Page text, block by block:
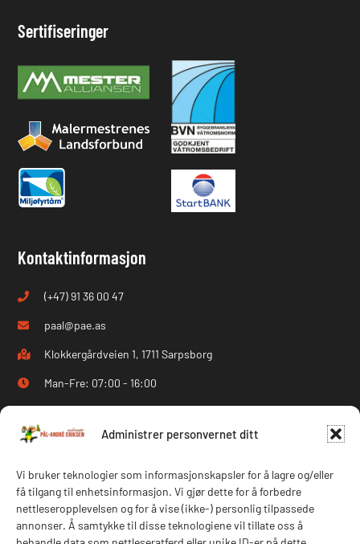
Administrer personvernet ditt
Vi bruker teknologier som informasjonskapsler for å lagre og/eller
få tilgang til enhetsinformasjon. Vi gjør dette for å forbedre
nettleseropplevelsen og for å vise (ikke-) personlig tilpassede
annonser. Å samtykke til disse teknologiene vil tillate oss å
Sertifiseringer
Kontaktinformasjon
(+47) 91 36 00 47
paal@pae.as
Klokkergårdveien 1, 1711 Sarpsborg
Man-Fre: 07:00 - 16:00
Følg oss på Instagram
Navigasjon
Hjem Om oss